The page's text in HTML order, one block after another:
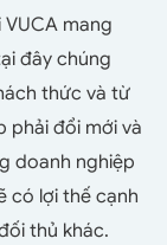
mang
đây chúng
thức và từ
phải đổi mới và
doanh nghiệp
có lợi thế cạnh
thủ khác.